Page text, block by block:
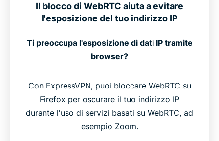
Il blocco di WebRTC aiuta a evitare
l'esposizione del tuo indirizzo IP
Ti preoccupa l'esposizione di dati IP tramite
browser?
Con ExpressVPN, puoi bloccare WebRTC su
Firefox per oscurare il tuo indirizzo IP
durante l'uso di servizi basati su WebRTC, ad
esempio Zoom.